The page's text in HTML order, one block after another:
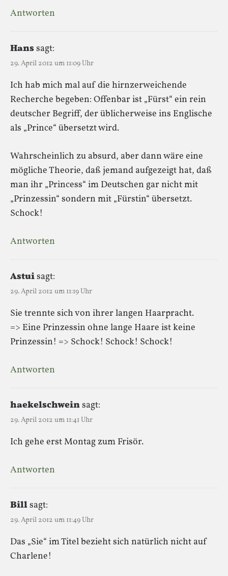
Antworten
Hanssagt:
29. April 2012 um 11:09 Uhr
Ich hab mich mal auf die hirnzerweichende
Recherche begeben: Offenbar ist „Fürst“ ein rein
deutscher Begriff, der üblicherweise ins Englische
als „Prince“ übersetzt wird.
Wahrscheinlich zu absurd, aber dann wäre eine
mögliche Theorie, daß jemand aufgezeigt hat, daß
man ihr „Princess“ im Deutschen gar nicht mit
„Prinzessin“ sondern mit „Fürstin“ übersetzt.
Schock!
Antworten
Astuisagt:
29. April 2012 um 11:19 Uhr
Sie trennte sich von ihrer langen Haarpracht.
=> Eine Prinzessin ohne lange Haare ist keine
Prinzessin! => Schock! Schock! Schock!
Antworten
haekelschweinsagt:
29. April 2012 um 11:41 Uhr
Ich gehe erst Montag zum Frisör.
Antworten
Billsagt:
29. April 2012 um 11:49 Uhr
Das „Sie“ im Titel bezieht sich natürlich nicht auf
Charlene!